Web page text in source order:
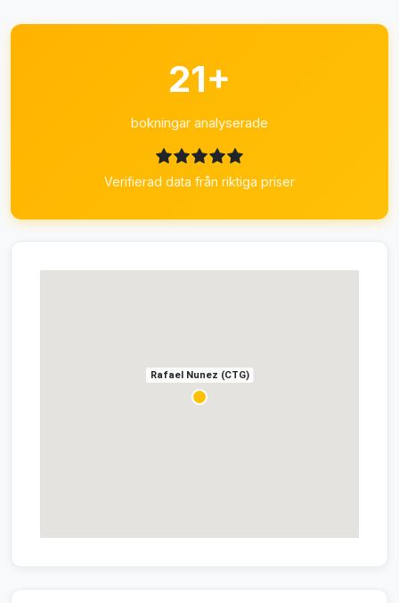
21+
bokningar analyserade
Verifierad data från riktiga priser
Rafael Nunez (CTG)